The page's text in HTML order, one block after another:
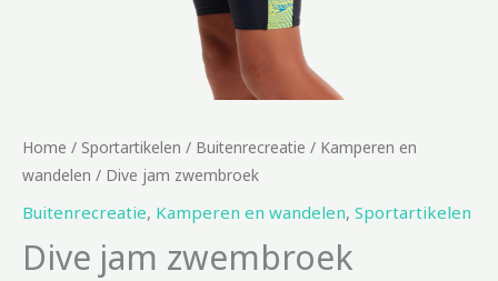
Home / Sportartikelen / Buitenrecreatie / Kamperen en
wandelen / Dive jam zwembroek
Buitenrecreatie, Kamperen en wandelen, Sportartikelen
Dive jam zwembroek